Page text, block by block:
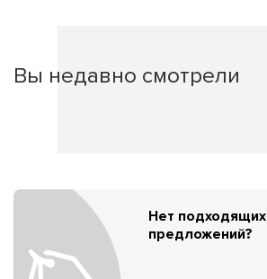
Вы недавно смотрели
Нет подходящих
предложений?